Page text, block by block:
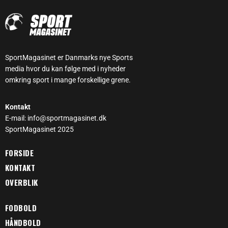
SportMagasinet er Danmarks nye Sports
media hvor du kan følge med i nyheder
omkring sport i mange forskellige grene.
Kontakt
E-mail: info@sportmagasinet.dk
SportMagasinet 2025
FORSIDE
KONTAKT
OVERBLIK
FODBOLD
HÅNDBOLD